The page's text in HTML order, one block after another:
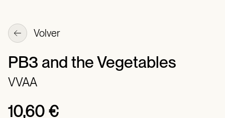
Volver
PB3 and the Vegetables
VVAA
10,60 €